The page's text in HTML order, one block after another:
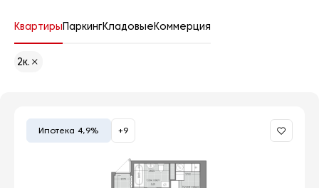
КвартирыПаркингКладовыеКоммерция
2к.
Ипотека 4,9% +9